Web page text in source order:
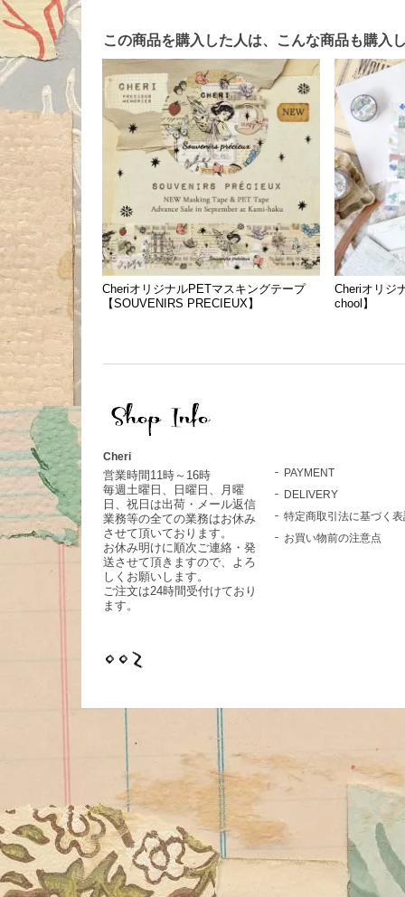
この商品を購入した人は、こんな商品も購入
CheriオリジナルPETマスキングテープ
【SOUVENIRS PRECIEUX】
Cheriオリジ
chool】
Cheri
営業時間11時～16時
毎週土曜日、日曜日、月曜
日、祝日は出荷・メール返信
業務等の全ての業務はお休み
させて頂いております。
お休み明けに順次ご連絡・発
送させて頂きますので、よろ
しくお願いします。
ご注文は24時間受付けており
ます。
PAYMENT
DELIVERY
特定商取引法に基づく
お買い物前の注意点